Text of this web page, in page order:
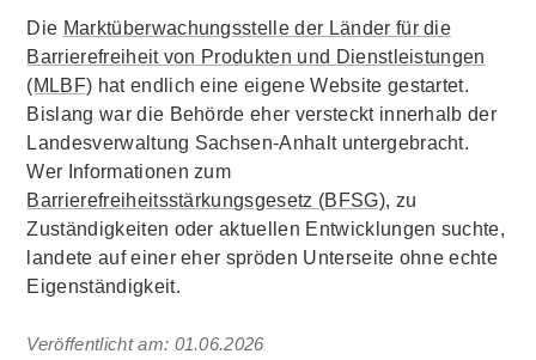
Die Marktüberwachungsstelle der Länder für die
Barrierefreiheit von Produkten und Dienstleistungen
(MLBF) hat endlich eine eigene Website gestartet.
Bislang war die Behörde eher versteckt innerhalb der
Landesverwaltung Sachsen-Anhalt untergebracht.
Wer Informationen zum
Barrierefreiheitsstärkungsgesetz (BFSG), zu
Zuständigkeiten oder aktuellen Entwicklungen suchte,
landete auf einer eher spröden Unterseite ohne echte
Eigenständigkeit.
Veröffentlicht am: 01.06.2026